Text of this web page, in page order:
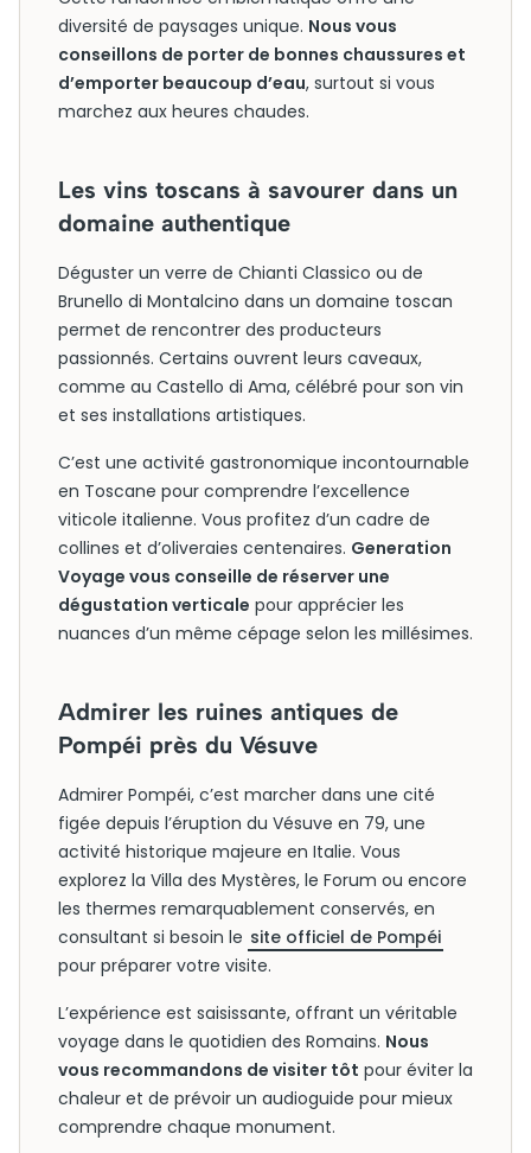
diversité de paysages unique. Nous vous
conseillons de porter de bonnes chaussures et
d’emporter beaucoup d’eau, surtout si vous
marchez aux heures chaudes.
Les vins toscans à savourer dans un
domaine authentique
Déguster un verre de Chianti Classico ou de
Brunello di Montalcino dans un domaine toscan
permet de rencontrer des producteurs
passionnés. Certains ouvrent leurs caveaux,
comme au Castello di Ama, célébré pour son vin
et ses installations artistiques.
C’est une activité gastronomique incontournable
en Toscane pour comprendre l’excellence
viticole italienne. Vous profitez d’un cadre de
collines et d’oliveraies centenaires. Generation
Voyage vous conseille de réserver une
dégustation verticale pour apprécier les
nuances d’un même cépage selon les millésimes.
Admirer les ruines antiques de
Pompéi près du Vésuve
Admirer Pompéi, c’est marcher dans une cité
figée depuis l’éruption du Vésuve en 79, une
activité historique majeure en Italie. Vous
explorez la Villa des Mystères, le Forum ou encore
les thermes remarquablement conservés, en
consultant si besoin le site officiel de Pompéi
pour préparer votre visite.
L’expérience est saisissante, offrant un véritable
voyage dans le quotidien des Romains. Nous
vous recommandons de visiter tôt pour éviter la
chaleur et de prévoir un audioguide pour mieux
comprendre chaque monument.